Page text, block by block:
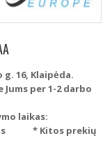
16, Klaipėda.
per 1-2 darbo
laikas:
* Kitos prekių